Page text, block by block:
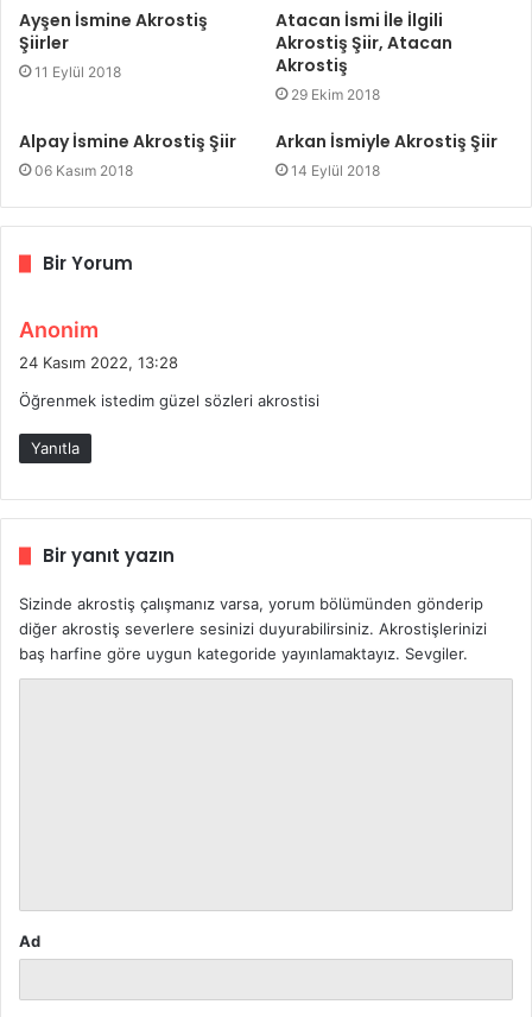
Ayşen İsmine Akrostiş
Şiirler
11 Eylül 2018
Atacan İsmi İle İlgili
Akrostiş Şiir, Atacan
Akrostiş
29 Ekim 2018
Alpay İsmine Akrostiş Şiir
06 Kasım 2018
Arkan İsmiyle Akrostiş Şiir
14 Eylül 2018
Bir Yorum
Anonim
e
24 Kasım 2022, 13:28
Öğrenmek istedim güzel sözleri akrostisi
Yanıtla
Bir yanıt yazın
Sizinde akrostiş çalışmanız varsa, yorum bölümünden gönderip
diğer akrostiş severlere sesinizi duyurabilirsiniz. Akrostişlerinizi
baş harfine göre uygun kategoride yayınlamaktayız. Sevgiler.
Ad